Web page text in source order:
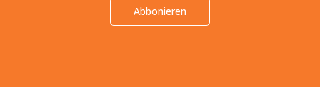
Abbonieren